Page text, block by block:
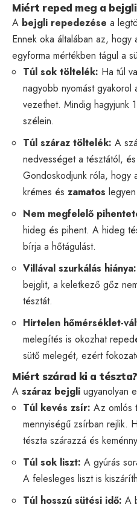
Miért reped meg a
A bejgli repedezése a
Ennek oka általában az,
egyforma mértékben tágul a
Túl sok töltelék: Ha túl
nagyobb nyomást
vezethet. Mindig hagyjunk
szélein.
Túl száraz töltelék: A
nedvességet a tésztától,
Gondoskodjunk róla, hogy
krémes és zamatos legyen.
Nem megfelelő
hideg és pihent. A hideg
bírja a hőtágulást.
Villával szurkálás hiánya:
bejglit, a keletkező gőz
tésztát.
Hirtelen hőmérséklet-
melegítés is okozhat
sütő melegét, ezért
Miért szárad ki a tészta?
A száraz bejgli ugyanolyan
Túl kevés zsír: Az omlós
mennyiségű zsírban rejlik.
tészta szárazzá és
Túl sok liszt: A gyúrás
A felesleges liszt is
Túl hosszú sütési idő: A